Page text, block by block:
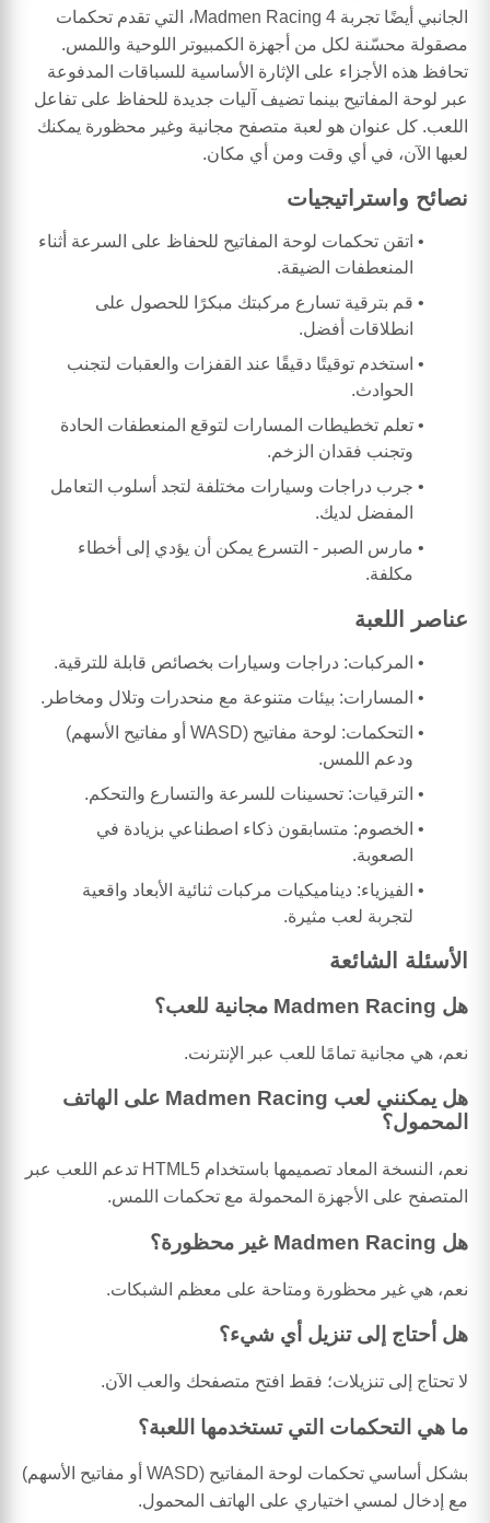
الجانبي أيضًا تجربة Madmen Racing 4، التي تقدم تحكمات
مصقولة محسّنة لكل من أجهزة الكمبيوتر اللوحية واللمس.
تحافظ هذه الأجزاء على الإثارة الأساسية للسباقات المدفوعة
عبر لوحة المفاتيح بينما تضيف آليات جديدة للحفاظ على تفاعل
اللعب. كل عنوان هو لعبة متصفح مجانية وغير محظورة يمكنك
لعبها الآن، في أي وقت ومن أي مكان.
نصائح واستراتيجيات
اتقن تحكمات لوحة المفاتيح للحفاظ على السرعة أثناء
المنعطفات الضيقة.
قم بترقية تسارع مركبتك مبكرًا للحصول على
انطلاقات أفضل.
استخدم توقيتًا دقيقًا عند القفزات والعقبات لتجنب
الحوادث.
تعلم تخطيطات المسارات لتوقع المنعطفات الحادة
وتجنب فقدان الزخم.
جرب دراجات وسيارات مختلفة لتجد أسلوب التعامل
المفضل لديك.
مارس الصبر - التسرع يمكن أن يؤدي إلى أخطاء
مكلفة.
عناصر اللعبة
المركبات: دراجات وسيارات بخصائص قابلة للترقية.
المسارات: بيئات متنوعة مع منحدرات وتلال ومخاطر.
التحكمات: لوحة مفاتيح (WASD أو مفاتيح الأسهم)
ودعم اللمس.
الترقيات: تحسينات للسرعة والتسارع والتحكم.
الخصوم: متسابقون ذكاء اصطناعي بزيادة في
الصعوبة.
الفيزياء: ديناميكيات مركبات ثنائية الأبعاد واقعية
لتجربة لعب مثيرة.
الأسئلة الشائعة
هل Madmen Racing مجانية للعب؟
نعم، هي مجانية تمامًا للعب عبر الإنترنت.
هل يمكنني لعب Madmen Racing على الهاتف
المحمول؟
نعم، النسخة المعاد تصميمها باستخدام HTML5 تدعم اللعب عبر
المتصفح على الأجهزة المحمولة مع تحكمات اللمس.
هل Madmen Racing غير محظورة؟
نعم، هي غير محظورة ومتاحة على معظم الشبكات.
هل أحتاج إلى تنزيل أي شيء؟
لا تحتاج إلى تنزيلات؛ فقط افتح متصفحك والعب الآن.
ما هي التحكمات التي تستخدمها اللعبة؟
بشكل أساسي تحكمات لوحة المفاتيح (WASD أو مفاتيح الأسهم)
مع إدخال لمسي اختياري على الهاتف المحمول.